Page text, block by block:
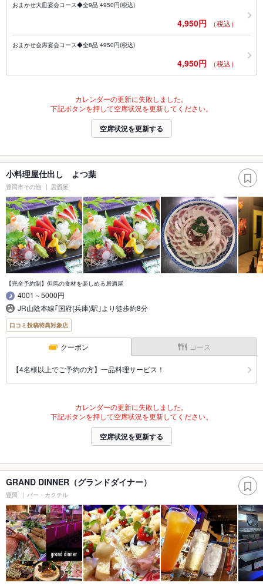
おまかせ大皿宴会コース◆全9品 4950円(税込)
4,950円 （税込）
おまかせ会席宴会コース◆全8品 4950円(税込)
4,950円 （税込）
カレンダーの更新に失敗しました。
下記ボタンを押して空席状況を更新してください。
空席状況を更新する
小料理屋仕出し よつ葉
豊岡市その他 居酒屋
【完全予約制】但馬の食材を楽しめる居酒屋
4001～5000円
JR山陰本線｢国府(兵庫)駅｣より徒歩約8分
口コミ投稿特典対象店
クーポン コース
【4名様以上でご予約の方】一品料理サービス！
カレンダーの更新に失敗しました。
下記ボタンを押して空席状況を更新してください。
空席状況を更新する
GRAND DINNER（グランドダイナー）
豊岡 バー・カクテル